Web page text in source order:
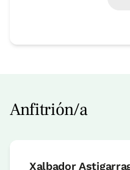
Anfitrión/a
Xalbador